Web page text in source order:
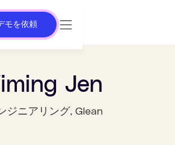
モを依頼
Jen
ジニアリング, Glean